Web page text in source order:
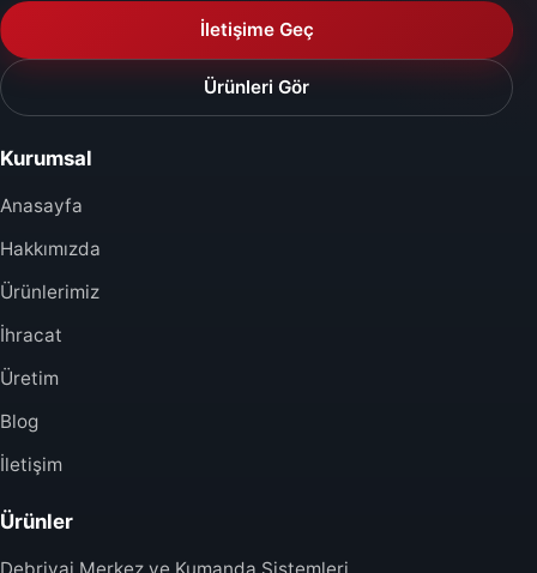
İletişime Geç
Ürünleri Gör
Kurumsal
Anasayfa
Hakkımızda
Ürünlerimiz
İhracat
Üretim
Blog
İletişim
Ürünler